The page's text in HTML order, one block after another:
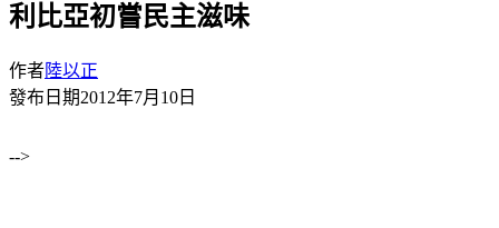
利比亞初嘗民主滋味
作者陸以正
發布日期2012年7月10日
-->